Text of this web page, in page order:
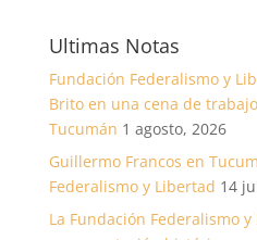
Ultimas Notas
Fundación Federalismo y
Brito en una cena de
Tucumán 1 agosto, 2026
Guillermo Francos en
Federalismo y Libertad 14
La Fundación Federalismo